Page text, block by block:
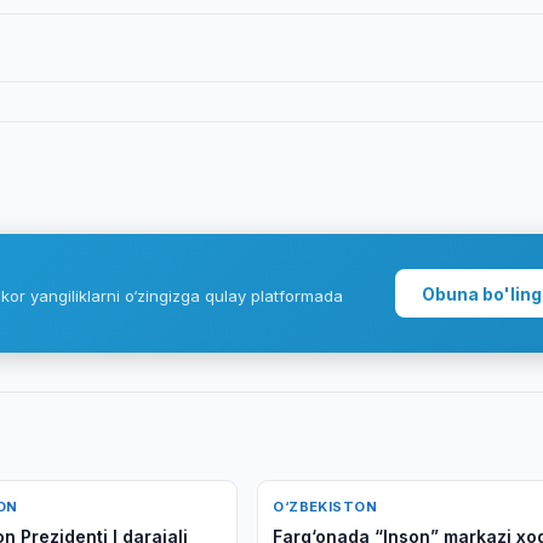
yangiliklarni o‘zingizga qulay platformada Obuna bo'ling
Prezidenti I darajali
O‘ZBEKISTON
Farg‘onada “Inson” markazi